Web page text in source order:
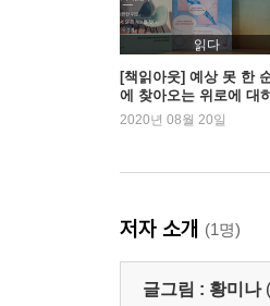
읽다
[책읽아웃] 예상 못 한
에 찾아오는 위로에 대
2020년 08월 20일
저자 소개 (1명)
글그림 : 황미나